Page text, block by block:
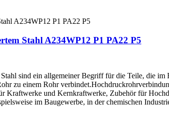
Stahl A234WP12 P1 PA22 P5
sind ein allgemeiner Begriff für die Teile, die
zu einem Rohr
Kraftwerke und Kernkraftwerke, Zubehör für
im Baugewerbe, in der chemischen